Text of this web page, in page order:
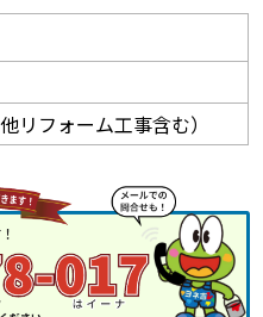
リフォーム工事含む）